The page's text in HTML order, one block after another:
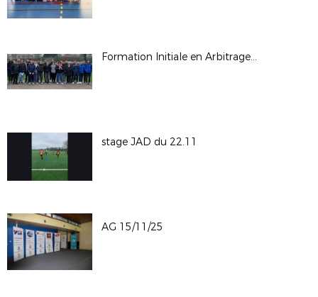
Formation Initiale en Arbitrage : 23 nouveaux arbitres formés à Saint-Omer
stage JAD du 22.11
AG 15/11/25